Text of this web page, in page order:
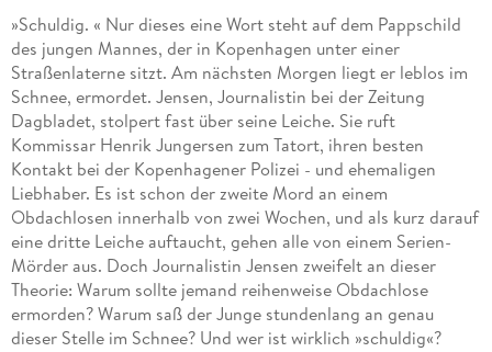
»Schuldig. « Nur dieses eine Wort steht auf dem Pappschild
des jungen Mannes, der in Kopenhagen unter einer
Straßenlaterne sitzt. Am nächsten Morgen liegt er leblos im
Schnee, ermordet. Jensen, Journalistin bei der Zeitung
Dagbladet, stolpert fast über seine Leiche. Sie ruft
Kommissar Henrik Jungersen zum Tatort, ihren besten
Kontakt bei der Kopenhagener Polizei - und ehemaligen
Liebhaber. Es ist schon der zweite Mord an einem
Obdachlosen innerhalb von zwei Wochen, und als kurz darauf
eine dritte Leiche auftaucht, gehen alle von einem Serien-
Mörder aus. Doch Journalistin Jensen zweifelt an dieser
Theorie: Warum sollte jemand reihenweise Obdachlose
ermorden? Warum saß der Junge stundenlang an genau
dieser Stelle im Schnee? Und wer ist wirklich »schuldig«?